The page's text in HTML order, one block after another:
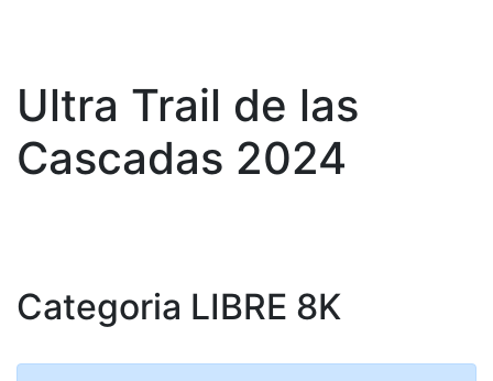
Ultra Trail de las
Cascadas 2024
Categoria LIBRE 8K